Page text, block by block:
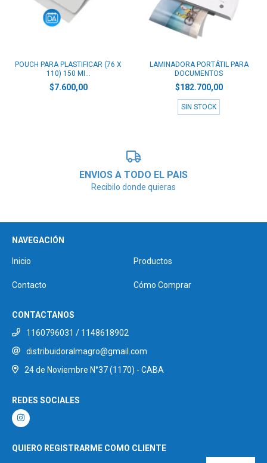
POUCH PARA PLASTIFICAR (76 X
110) 150 MI...
$7.600,00
LAMINADORA PORTÁTIL PARA
DOCUMENTOS
$182.700,00
SIN STOCK
ENVIOS A TODO EL PAIS
Recibilo donde quieras
NAVEGACIÓN
Inicio Productos
Contacto Cómo Comprar
CONTACTANOS
1160796031 / 1148618902
distribuidoralmagro@gmail.com
24 de Noviembre N°37 (1170) - CABA
REDES SOCIALES
QUIERO REGISTRARME COMO CLIENTE